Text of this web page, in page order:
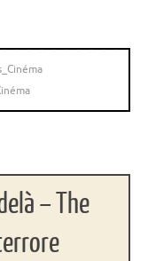
– The